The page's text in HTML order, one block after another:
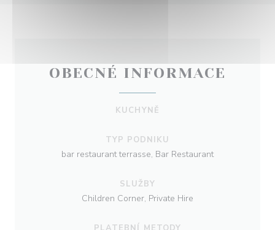
OBECNÉ INFORMACE
KUCHYNĚ
TYP PODNIKU
bar restaurant terrasse, Bar Restaurant
SLUŽBY
Children Corner, Private Hire